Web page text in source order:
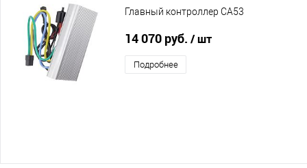
Главный контроллер CA53
14 070 руб. / шт
Подробнее